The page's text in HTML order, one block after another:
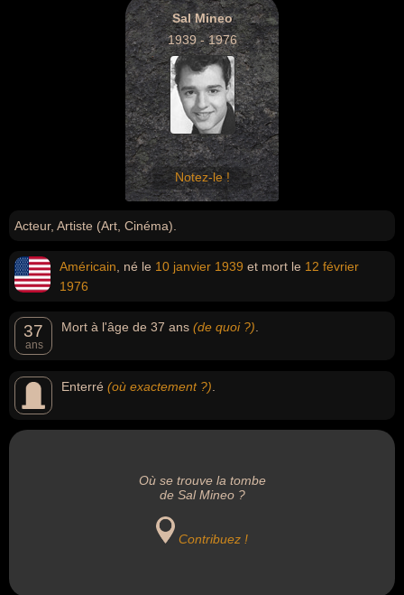
Sal Mineo
1939 - 1976
Notez-le !
Acteur, Artiste (Art, Cinéma).
Américain , né le 10 janvier 1939 et mort le 12 février
1976
37
ans
Mort à l'âge de 37 ans (de quoi ?)
Enterré (où exactement ?)
Où se trouve la tombe
de Sal Mineo ?
Contribuez !